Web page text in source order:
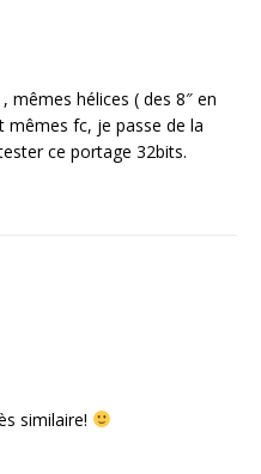
mêmes hélices ( des 8″ en
mêmes fc, je passe de la
ce portage 32bits.
similaire!